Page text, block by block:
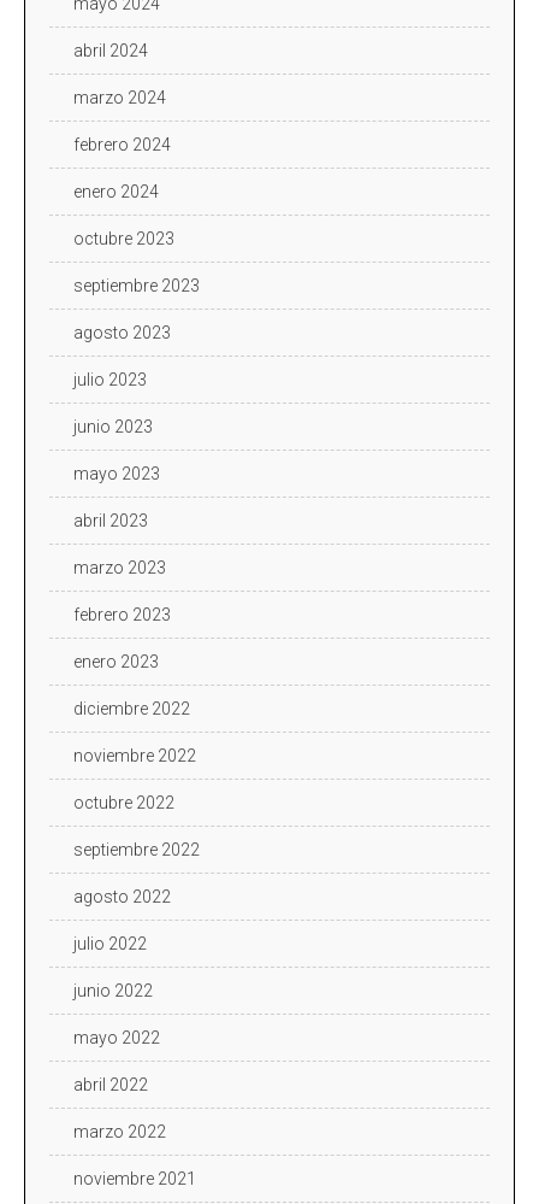
abril 2024
marzo 2024
febrero 2024
enero 2024
octubre 2023
septiembre 2023
agosto 2023
julio 2023
junio 2023
mayo 2023
abril 2023
marzo 2023
febrero 2023
enero 2023
diciembre 2022
noviembre 2022
octubre 2022
septiembre 2022
agosto 2022
julio 2022
junio 2022
mayo 2022
abril 2022
marzo 2022
noviembre 2021